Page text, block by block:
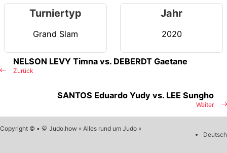
Turniertyp
Grand Slam
Jahr
2020
Zurück
NELSON LEVY Timna vs. DEBERDT Gaetane
Weiter
SANTOS Eduardo Yudy vs. LEE Sungho
Copyright © • 🥋 Judo.how » Alles rund um Judo «
Deutsch